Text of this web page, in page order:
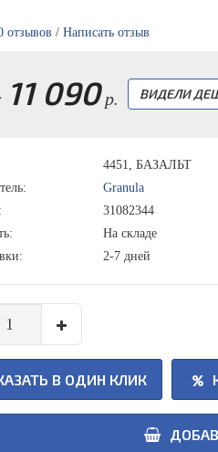
отзывов / Написать отзыв
11 090р. ВИДЕЛИ
4451, БАЗАЛЬТ
Granula
31082344
На складе
2-7 дней
В ОДИН КЛИК